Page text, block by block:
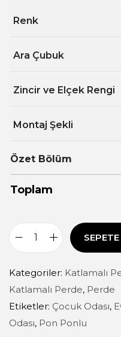
Renk
Ara Çubuk
Zincir ve Elçek Rengi
Montaj Şekli
Özet Bölüm
Toplam
Kategoriler: Katlamalı
Katlamalı Perde, Perde
Etiketler: Çocuk Odası,
Odası, Pon Ponlu